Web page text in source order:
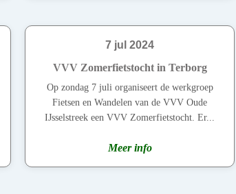
7 jul 2024
VVV Zomerfietstocht in Terborg
Op zondag 7 juli organiseert de werkgroep
Fietsen en Wandelen van de VVV Oude
IJsselstreek een VVV Zomerfietstocht. Er...
Meer info